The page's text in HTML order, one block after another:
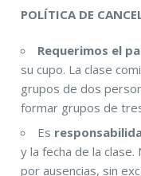
POLÍTICA DE
Requerimos el
su cupo. La clase
grupos de dos
formar grupos de
Es
y la fecha de la
por ausencias, sin